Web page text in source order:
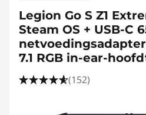
Legion Go S Z1
Steam OS + USB-C
netvoedingsadapter
7.1 RGB in-ear-
(152)